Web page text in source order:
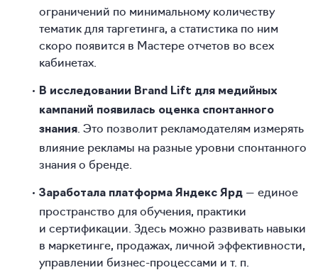
ограничений по минимальному количеству
тематик для таргетинга, а статистика по ним
скоро появится в Мастере отчетов во всех
кабинетах.
В исследовании Brand Lift для медийных
кампаний появилась оценка спонтанного
знания . Это позволит рекламодателям измерять
влияние рекламы на разные уровни спонтанного
знания о бренде.
Заработала платформа Яндекс Ярд — единое
пространство для обучения, практики
и сертификации. Здесь можно развивать навыки
в маркетинге, продажах, личной эффективности,
управлении бизнес-процессами и т. п.